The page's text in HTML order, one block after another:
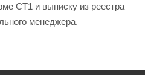
СТ1 и выписку из реестра
менеджера.